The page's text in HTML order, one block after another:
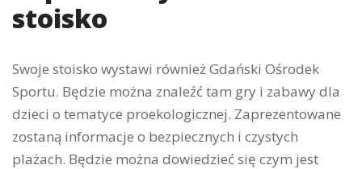
stoisko
Swoje stoisko wystawi również Gdański Ośrodek
Sportu. Będzie można znaleźć tam gry i zabawy dla
dzieci o tematyce proekologicznej. Zaprezentowane
zostaną informacje o bezpiecznych i czystych
plażach. Będzie można dowiedzieć się czym jest